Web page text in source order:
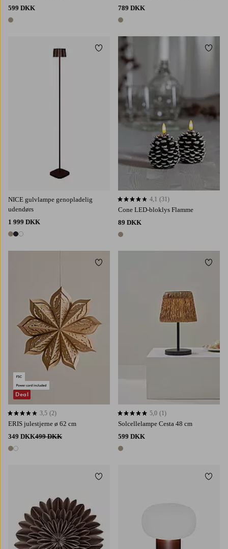
599 DKK
1 farve
789 DKK
1 farve
NICE gulvlampe genopladelig
udendørs
1 999 DKK
3 farver
Tilføj til favoritter
Cone LED-bloklys Flamme
89 DKK
1 farve
4,1 baseret på 31 bedømmelser
4,1 (31)
Tilføj
ERIS julestjerne ø 62 cm
349 DKK499 DKK
2 farver
3,5 baseret på 2 bedømmelser
3,5 (2)
Deal
Tilføj til favoritter
Solcellelampe Cesta 48 cm
599 DKK
1 farve
5,0 baseret på 1 bedømmelser
5,0 (1)
Tilføj
Tilføj til favoritter Tilføj